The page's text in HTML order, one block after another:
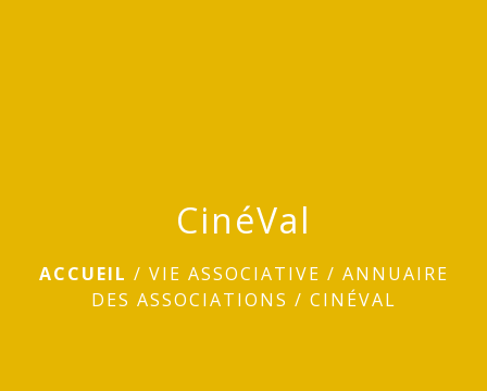
CinéVal
ACCUEIL / VIE ASSOCIATIVE / ANNUAIRE
DES ASSOCIATIONS / CINÉVAL